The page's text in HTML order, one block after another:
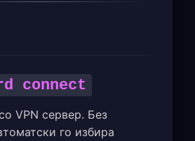
connect
VPN сервер. Без
го избира